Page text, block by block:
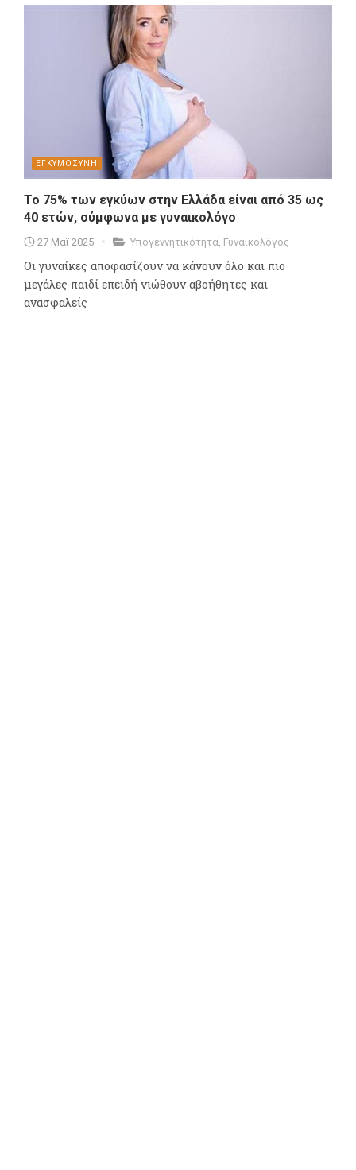
ΕΓΚΥΜΟΣΥΝΗ
Το 75% των εγκύων στην Ελλάδα είναι από 35 ως
40 ετών, σύμφωνα με γυναικολόγο
27 Μαϊ 2025 Υπογεννητικότητα Γυναικολόγος
Οι γυναίκες αποφασίζουν να κάνουν όλο και πιο
μεγάλες παιδί επειδή νιώθουν αβοήθητες και
ανασφαλείς